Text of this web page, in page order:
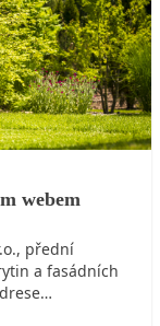
webem
přední
a fasádních